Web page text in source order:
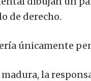
de derecho.
únicamente
la